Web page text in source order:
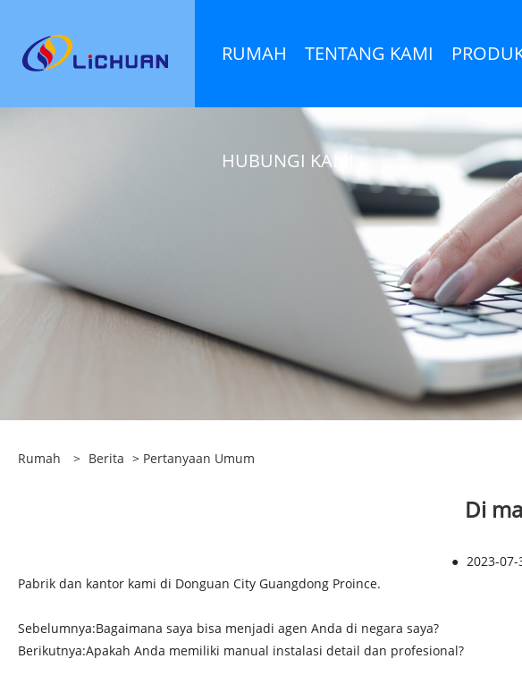
RUMAH TENTANG KAMI
HUBUNGI KAMI
Rumah > Berita > Pertanyaan Umum
Di
● 2023-07-
Pabrik dan kantor kami di Donguan City Guangdong Proince.
Sebelumnya:Bagaimana saya bisa menjadi agen Anda di negara saya?
Berikutnya:Apakah Anda memiliki manual instalasi detail dan profesional?